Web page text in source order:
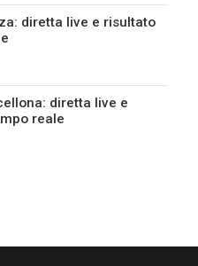
diretta live e risultato
diretta live e
reale